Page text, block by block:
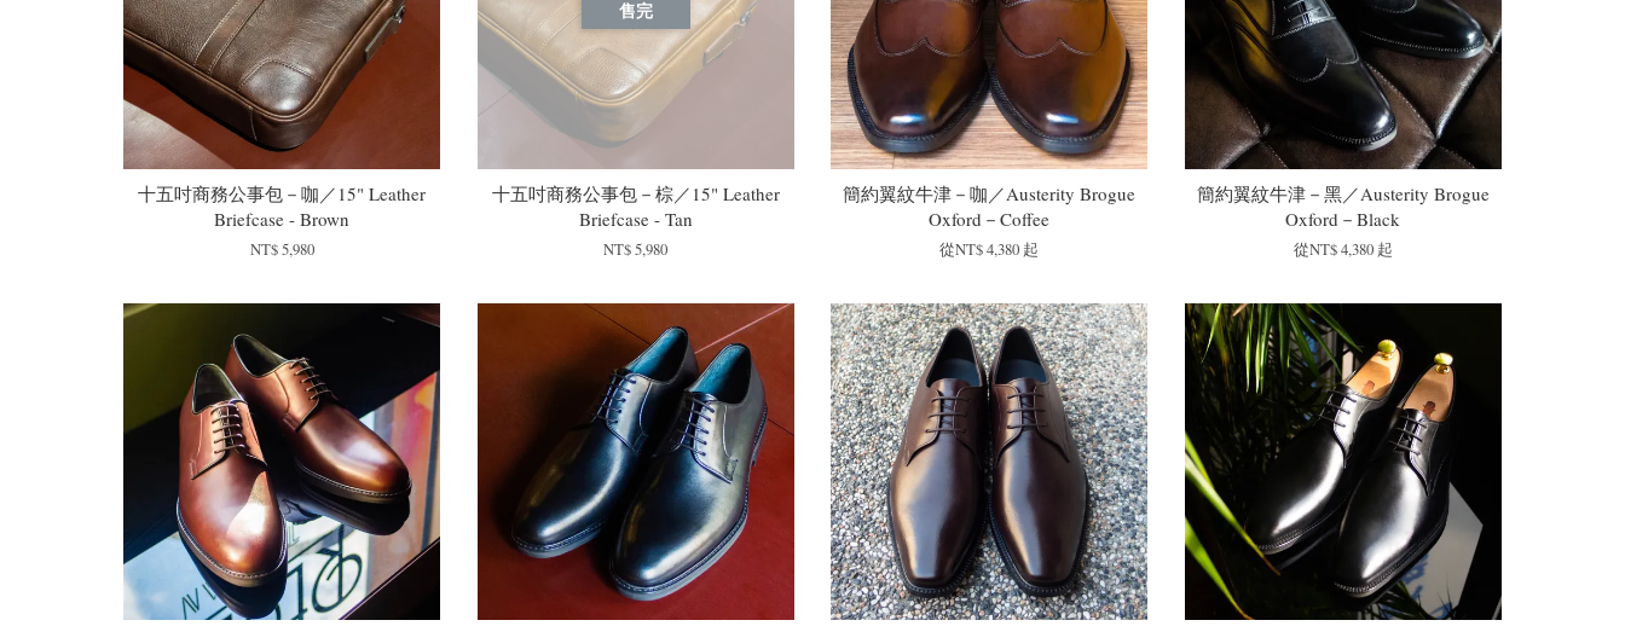
十五吋商務公事包－咖／15" Leather
Briefcase - Brown
NT$ 5,980
售完
十五吋商務公事包－棕／15" Leather
Briefcase - Tan
NT$ 5,980
簡約翼紋牛津－咖／Austerity Brogue
Oxford－Coffee
從NT$ 4,380 起
簡約翼紋牛津－黑／Austerity Brogue
Oxford－Black
從NT$ 4,380 起